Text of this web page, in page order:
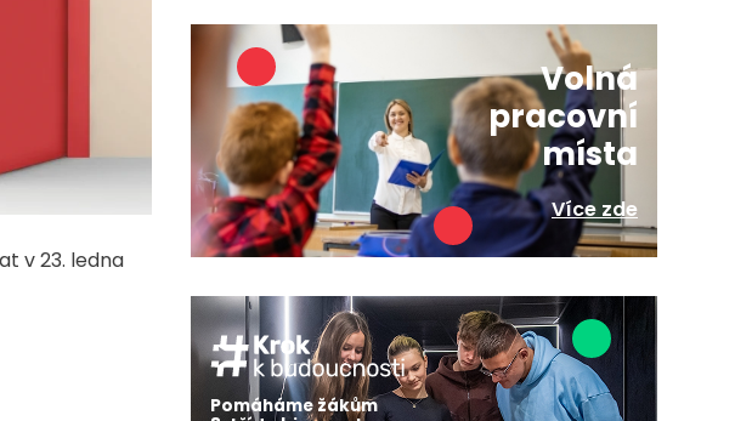
v 23. ledna
Volná
pracovní
místa
Více zde
Pomáháme žákům